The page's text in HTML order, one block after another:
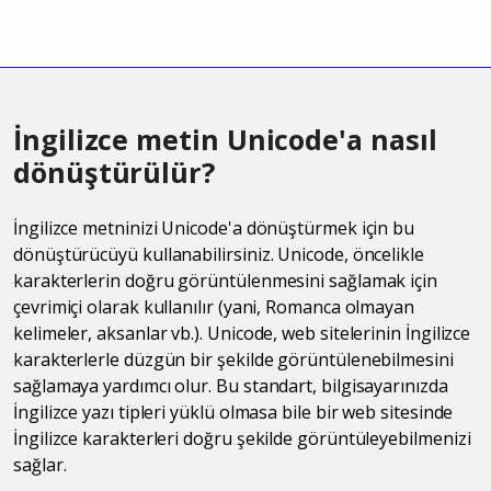
İngilizce metin Unicode'a nasıl
dönüştürülür?
İngilizce metninizi Unicode'a dönüştürmek için bu
dönüştürücüyü kullanabilirsiniz. Unicode, öncelikle
karakterlerin doğru görüntülenmesini sağlamak için
çevrimiçi olarak kullanılır (yani, Romanca olmayan
kelimeler, aksanlar vb.). Unicode, web sitelerinin İngilizce
karakterlerle düzgün bir şekilde görüntülenebilmesini
sağlamaya yardımcı olur. Bu standart, bilgisayarınızda
İngilizce yazı tipleri yüklü olmasa bile bir web sitesinde
İngilizce karakterleri doğru şekilde görüntüleyebilmenizi
sağlar.